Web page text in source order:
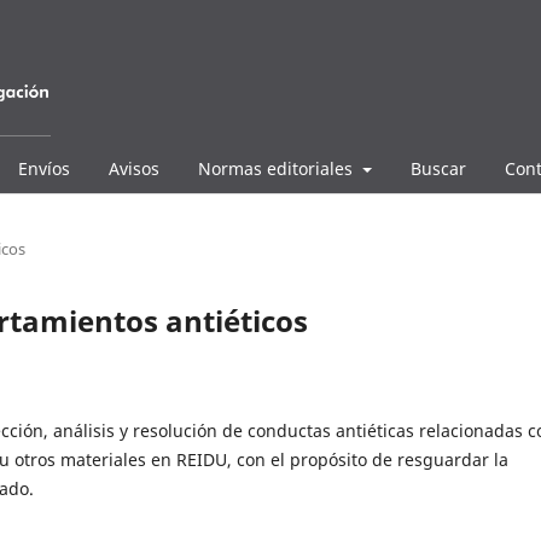
Envíos Avisos Normas editoriales Buscar
antiéticos
análisis y resolución de conductas antiéticas relacionadas
materiales en REIDU, con el propósito de resguardar la